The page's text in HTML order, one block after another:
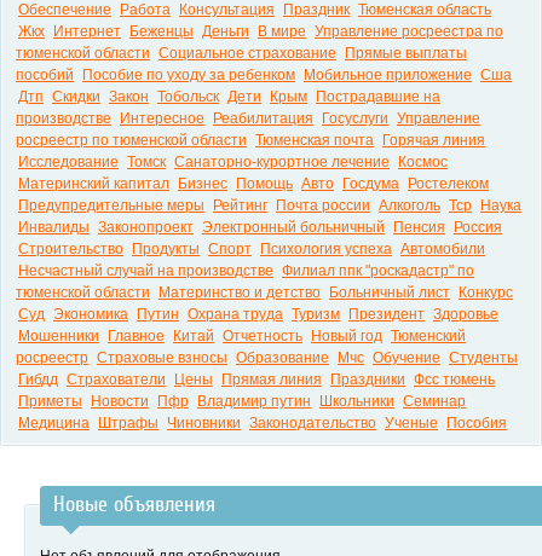
Обеспечение
Работа Консультация Праздник Тюменская область
Жкх
Интернет Беженцы Деньги В мире Управление росреестра по
тюменской области Социальное страхование
Прямые выплаты
пособий
Пособие по уходу за ребенком Мобильное приложение Сша
Дтп Скидки Закон Тобольск Дети Крым
Пострадавшие на
производстве
Интересное Реабилитация Госуслуги Управление
росреестр по тюменской области Тюменская почта
Горячая линия
Исследование Томск Санаторно-курортное лечение
Космос
Материнский капитал
Бизнес Помощь Авто Госдума
Ростелеком
Предупредительные меры
Рейтинг Почта россии Алкоголь Тср
Наука
Инвалиды Законопроект Электронный больничный Пенсия
Россия
Строительство
Продукты Спорт Психология успеха Автомобили
Несчастный случай на производстве Филиал ппк "роскадастр" по
тюменской области
Материнство и детство Больничный лист
Конкурс
Суд Экономика Путин Охрана труда Туризм Президент Здоровье
Мошенники
Главное Китай Отчетность Новый год Тюменский
росреестр Страховые взносы Образование Мчс Обучение Студенты
Гибдд Страхователи Цены Прямая линия Праздники Фсс тюмень
Приметы
Новости Пфр Владимир путин Школьники Семинар
Медицина
Штрафы Чиновники Законодательство Ученые Пособия
Новые объявления